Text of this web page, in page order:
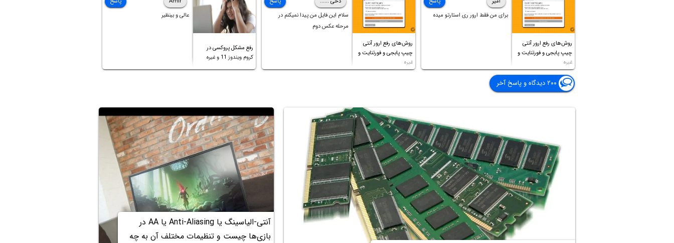
کردم،اما متاسفانه بانصب تمامی
درایورهای لپتاپ،بازهم نور و رنگ
صفحه چه موقع کار چه موقع پخش
روش‌های رفع ارور آنتی
چیپ پابجی و فورتنایت و
غیره
برای من فقط ارور ری استارتو میده
روش‌های رفع ارور آنتی
چیپ پابجی و فورتنایت و
غیره
سلام این فایل من پیدا نمیکنم در
مرحله عکس دوم
رفع مشکل پروکسی در
کروم ویندوز 11 و غیره
عالی و بینظیر
۲۰۰ دیدگاه و پاسخ آخر
آنتی‌-الیاسینگ یا Anti-Aliasing یا AA در
بازی‌ها چیست و تنظیمات مختلف آن به چه